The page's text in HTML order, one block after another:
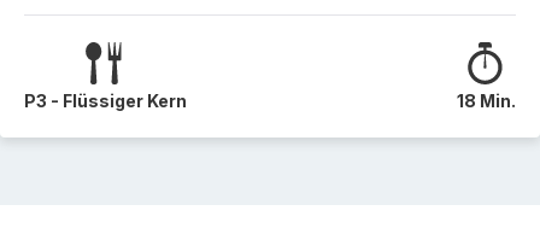
P3 - Flüssiger Kern 18 Min.